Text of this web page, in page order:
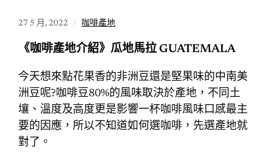
27 5 月, 2022 咖啡產地
《咖啡產地介紹》瓜地馬拉 GUATEMALA
今天想來點花果香的非洲豆還是堅果味的中南美
洲豆呢?咖啡豆80%的風味取決於產地，不同土
壤、溫度及高度更是影響一杯咖啡風味口感最主
要的因應，所以不知道如何選咖啡，先選產地就
對了。